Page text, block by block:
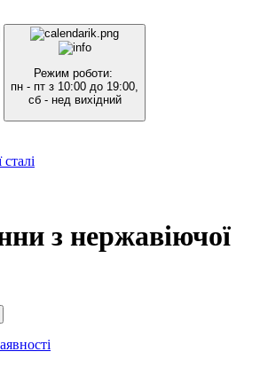
Режим роботи:
пн - пт з 10:00 до 19:00,
сб - нед вихідний
з нержавіючої